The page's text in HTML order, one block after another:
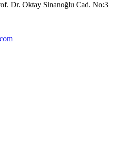
Dr. Oktay Sinanoğlu Cad. No:3